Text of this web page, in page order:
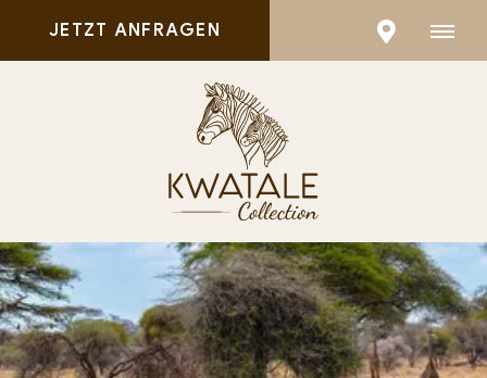
JETZT ANFRAGEN